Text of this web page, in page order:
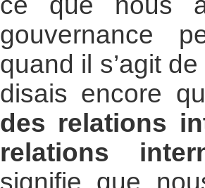
gouvernance
quand il s’agit
disais encore
des relations
relations
signifie que